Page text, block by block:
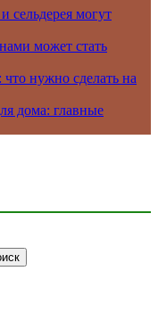
сельдерея могут
может стать
нужно сделать на
дома: главные